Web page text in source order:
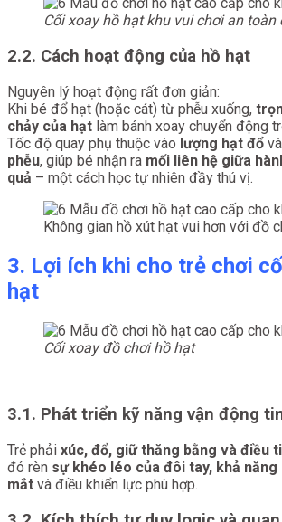
Cối xoay hồ hạt khu vui chơi an toàn
2.2. Cách hoạt động của hồ hạt
Nguyên lý hoạt động rất đơn giản:
Khi bé đổ hạt (hoặc cát) từ phễu xuống,
chảy của hạt làm bánh xoay chuyển động
Tốc độ quay phụ thuộc vào lượng hạt đổ và
phễu, giúp bé nhận ra mối liên hệ giữa
quả – một cách học tự nhiên đầy thú vị.
Không gian hồ xút hạt vui hơn với đồ
3. Lợi ích khi cho trẻ chơi
hạt
Cối xoay đồ chơi hồ hạt
3.1. Phát triển kỹ năng vận động
Trẻ phải xúc, đổ, giữ thăng bằng và điều
đó rèn sự khéo léo của đôi tay, khả năng
mắt và điều khiển lực phù hợp.